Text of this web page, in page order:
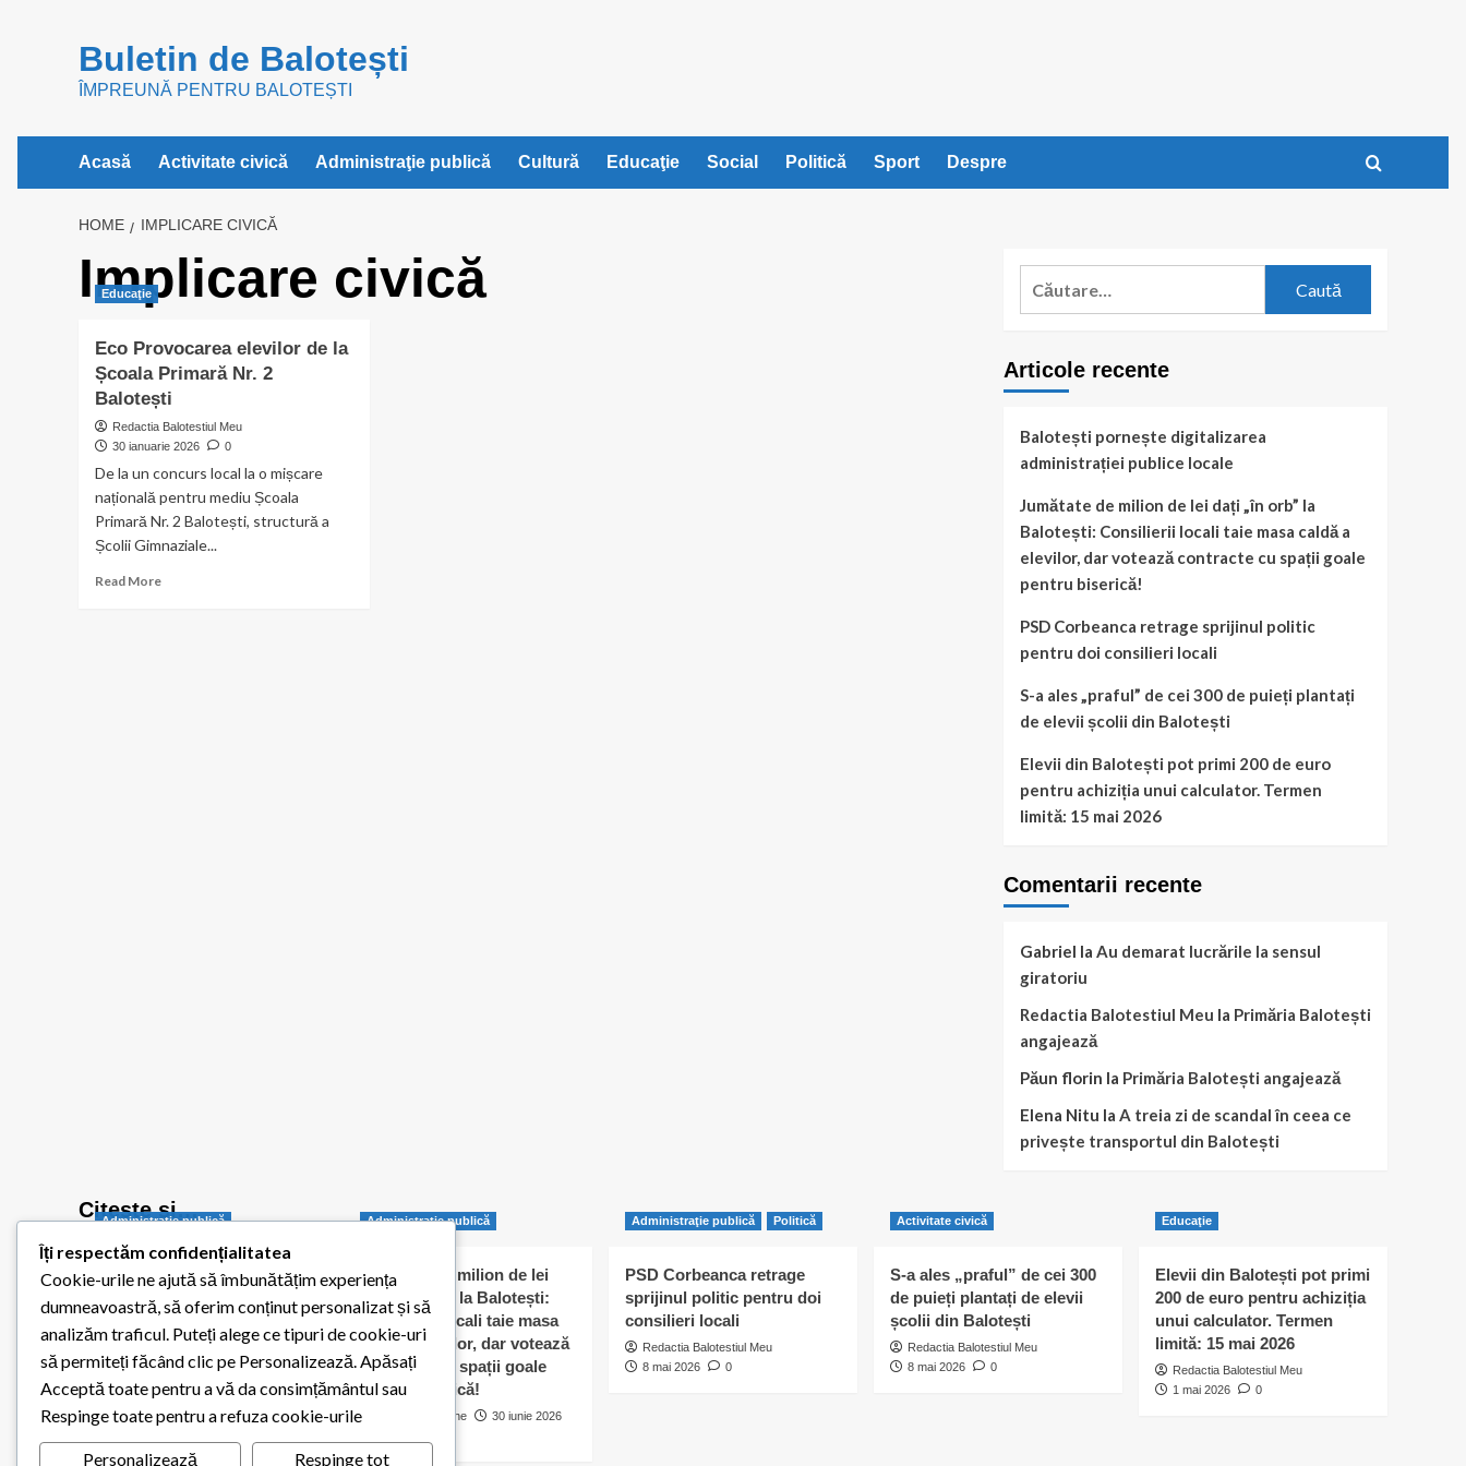
Buletin de Balotești
ÎMPREUNĂ PENTRU BALOTEȘTI
Acasă Activitate civică Administraţie publică Cultură Educaţie Social Politică Sport Despre
HOME IMPLICARE CIVICĂ
Implicare civică
Educaţie
Eco Provocarea elevilor de la
Școala Primară Nr. 2
Balotești
Redactia Balotestiul Meu
30 ianuarie 2026
0
De la un concurs local la o mișcare
națională pentru mediu Școala
Primară Nr. 2 Balotești, structură a
Școlii Gimnaziale...
Read MoreRead
Caută
Articole recente
Balotești pornește digitalizarea
administrației publice locale
Jumătate de milion de lei dați „în orb” la
Balotești: Consilierii locali taie masa caldă a
elevilor, dar votează contracte cu spații goale
pentru biserică!
PSD Corbeanca retrage sprijinul politic
pentru doi consilieri locali
S-a ales „praful” de cei 300 de puieți plantați
de elevii școlii din Balotești
Elevii din Balotești pot primi 200 de euro
pentru achiziția unui calculator. Termen
limită: 15 mai 2026
Comentarii recente
Gabriel la Au demarat lucrările la sensul
giratoriu
Redactia Balotestiul Meu la Primăria Balotești
angajează
Păun florin la Primăria Balotești angajează
Elena Nitu la A treia zi de scandal în ceea ce
privește transportul din Balotești
Citește și…
Administraţie publică
Balotești pornește
digitalizarea administrației
publice locale
Redactia Balotestiul Meu
26 iulie 2026
0
Administraţie publică
Jumătate de milion de lei
dați „în orb” la Balotești:
Consilierii locali taie masa
caldă a elevilor, dar votează
contracte cu spații goale
pentru biserică!
Cosmin Matache
30 iunie 2026
Administraţie publică Politică
PSD Corbeanca retrage
sprijinul politic pentru doi
consilieri locali
Redactia Balotestiul Meu
8 mai 2026
0
Activitate civică
S-a ales „praful” de cei 300
de puieți plantați de elevii
școlii din Balotești
Redactia Balotestiul Meu
8 mai 2026
0
Educaţie
Elevii din Balotești pot primi
200 de euro pentru achiziția
unui calculator. Termen
limită: 15 mai 2026
Redactia Balotestiul Meu
1 mai 2026
0
Îți respectăm confidențialitatea
Cookie-urile ne ajută să îmbunătățim experiența
dumneavoastră, să oferim conținut personalizat și să
analizăm traficul. Puteți alege ce tipuri de cookie-uri
să permiteți făcând clic pe Personalizează. Apăsați
Acceptă toate pentru a vă da consimțământul sau
Respinge toate pentru a refuza cookie-urile
Personalizează Respinge tot